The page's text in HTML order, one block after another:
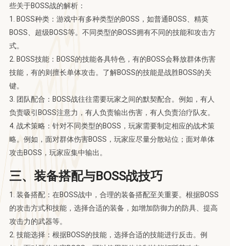
些关于BOSS战的解析：
1. BOSS种类：游戏中有多种类型的BOSS，如普通BOSS、精英
BOSS、超级BOSS等。不同类型的BOSS拥有不同的技能和攻击方
式。
2. BOSS技能：BOSS的技能各具特色，有的BOSS会释放群体伤害
技能，有的则擅长单体攻击。了解BOSS的技能是战胜BOSS的关
键。
3. 团队配合：BOSS战往往需要玩家之间的默契配合。例如，有人
负责吸引BOSS注意力，有人负责输出伤害，有人负责治疗队友。
4. 战术策略：针对不同类型的BOSS，玩家需要制定相应的战术策
略。例如，面对群体伤害BOSS，玩家应尽量分散站位；面对单体
攻击BOSS，玩家应集中输出。
三、装备搭配与BOSS战技巧
1. 装备搭配：在BOSS战中，合理的装备搭配至关重要。根据BOSS
的攻击方式和技能，选择合适的装备，如增加防御力的防具、提高
攻击力的武器等。
2. 技能选择：根据BOSS的技能，选择合适的技能进行反击。例